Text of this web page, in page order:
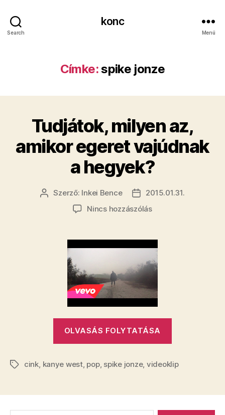
Search
konc
Menü
Címke:spike jonze
Tudjátok, milyen az,
amikor egeret vajúdnak
a hegyek?
Bejegyzés
szerzője
Szerző: Inkei Bence
Bejegyzés
dátuma
2015.01.31.
Nincs hozzászólása(z)
az,
amikor
egeret
vajúdnak
hegyek?
bejegyzéshez
OLVASÁS FOLYTATÁSA
amikor
vajúdnak
Címkék
cink, kanye west, pop, spike jonze, videoklip